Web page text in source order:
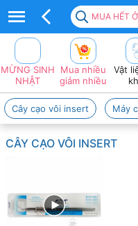
MUA HẾT
Top
50+
sản
Phẩm
BONART
Chính
Hãng
❤️
MỪNG SINH
NHẬT
Mua nhiều
giảm nhiều
Vật
Cây cạo vôi insert Máy
CÂY CẠO VÔI INSERT